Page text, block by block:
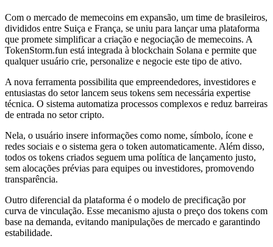
Com o mercado de memecoins em expansão, um time de brasileiros,
divididos entre Suiça e França, se uniu para lançar uma plataforma
que promete simplificar a criação e negociação de memecoins. A
TokenStorm.fun está integrada à blockchain Solana e permite que
qualquer usuário crie, personalize e negocie este tipo de ativo.
A nova ferramenta possibilita que empreendedores, investidores e
entusiastas do setor lancem seus tokens sem necessária expertise
técnica. O sistema automatiza processos complexos e reduz barreiras
de entrada no setor cripto.
Nela, o usuário insere informações como nome, símbolo, ícone e
redes sociais e o sistema gera o token automaticamente. Além disso,
todos os tokens criados seguem uma política de lançamento justo,
sem alocações prévias para equipes ou investidores, promovendo
transparência.
Outro diferencial da plataforma é o modelo de precificação por
curva de vinculação. Esse mecanismo ajusta o preço dos tokens com
base na demanda, evitando manipulações de mercado e garantindo
estabilidade.